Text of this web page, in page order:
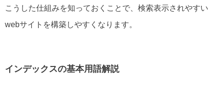
こうした仕組みを知っておくことで、検索表示されやすい
webサイトを構築しやすくなります。
インデックスの基本用語解説